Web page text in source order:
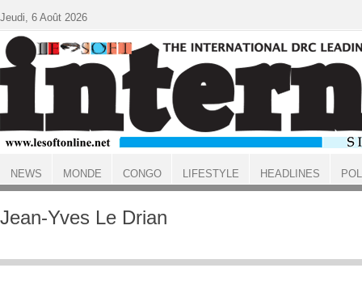
ACCUEIL
Jean-Yves Le Drian
Jeudi, 6 Août 2026
NEWS MONDE CONGO LIFESTYLE HEADLINES